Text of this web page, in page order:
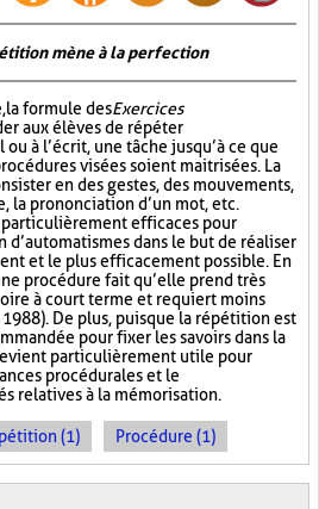
mène à la perfection
la formule desExercices
aux élèves de répéter
à l’écrit, une tâche jusqu’à ce que
visées soient maitrisées. La
en des gestes, des mouvements,
la prononciation d’un mot, etc.
efficaces pour
d’automatismes dans le but de réaliser
et le plus efficacement possible. En
procédure fait qu’elle prend très
à court terme et requiert moins
De plus, puisque la répétition est
pour fixer les savoirs dans la
particulièrement utile pour
procédurales et le
relatives à la mémorisation.
(1) Procédure (1)